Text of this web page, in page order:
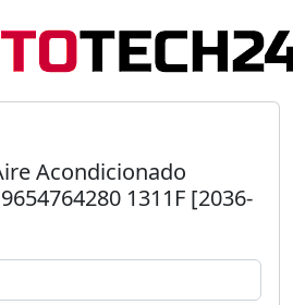
Acondicionado
1311F [2036-